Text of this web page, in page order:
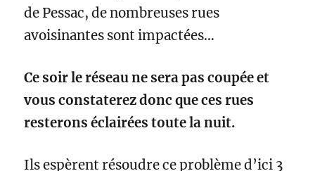
de Pessac, de nombreuses rues
avoisinantes sont impactées…
Ce soir le réseau ne sera pas coupée et
vous constaterez donc que ces rues
resterons éclairées toute la nuit.
Ils espèrent résoudre ce problème d’ici 3